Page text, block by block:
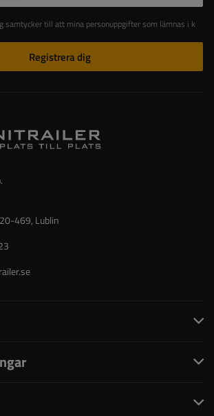
som lämnas i kontaktformuläret behandlas i enlighet med Europaparlamentets och rådets förordning (EU).
Registrera dig
469, Lublin